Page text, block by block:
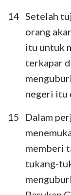
14 Setelah
orang
itu untuk
terkapar
negeri itu
15
Dalam
memberi
tukang-